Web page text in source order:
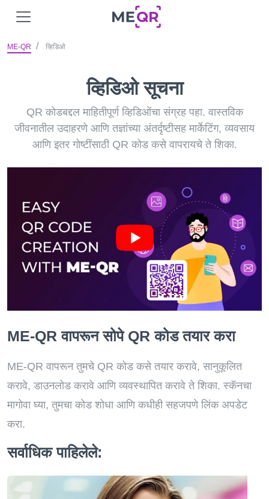
ME-QR व्हिडिओ
व्हिडिओ सूचना
QR कोडबद्दल माहितीपूर्ण व्हिडिओंचा संग्रह पहा. वास्तविक
जीवनातील उदाहरणे आणि तज्ञांच्या अंतर्दृष्टीसह मार्केटिंग, व्यवसाय
आणि इतर गोष्टींसाठी QR कोड कसे वापरायचे ते शिका.
ME-QR वापरून सोपे QR कोड तयार करा
ME-QR वापरून तुमचे QR कोड कसे तयार करावे, सानुकूलित
करावे, डाउनलोड करावे आणि व्यवस्थापित करावे ते शिका. स्कॅनचा
मागोवा घ्या, तुमचा कोड शोधा आणि कधीही सहजपणे लिंक अपडेट
करा.
सर्वाधिक पाहिलेले: